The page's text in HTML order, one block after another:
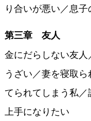
り合いが悪い／息
第三章 友人
金にだらしない友
うざい／妻を寝取
てられてしまう私
上手になりたい